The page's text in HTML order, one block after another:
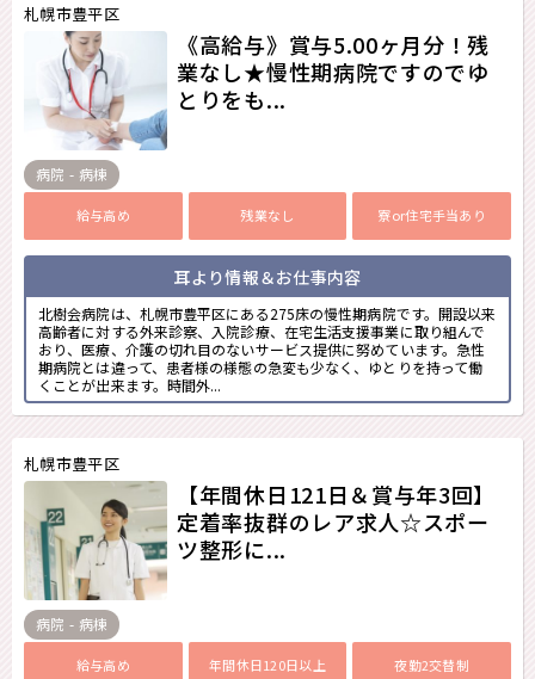
札幌市豊平区
《高給与》賞与5.00ヶ月分！残
業なし★慢性期病院ですのでゆ
とりをも...
病院 - 病棟
給与高め 残業なし 寮or住宅手当あり
耳より情報＆お仕事内容
北樹会病院は、札幌市豊平区にある275床の慢性期病院です。開設以来
高齢者に対する外来診察、入院診療、在宅生活支援事業に取り組んで
おり、医療、介護の切れ目のないサービス提供に努めています。急性
期病院とは違って、患者様の様態の急変も少なく、ゆとりを持って働
くことが出来ます。時間外...
札幌市豊平区
【年間休日121日＆賞与年3回】
定着率抜群のレア求人☆スポー
ツ整形に...
病院 - 病棟
給与高め 年間休日120日以上 夜勤2交替制